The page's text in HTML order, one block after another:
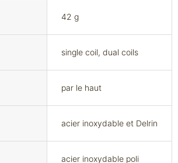
42 g
single coil, dual coils
par le haut
acier inoxydable et Delrin
acier inoxydable poli